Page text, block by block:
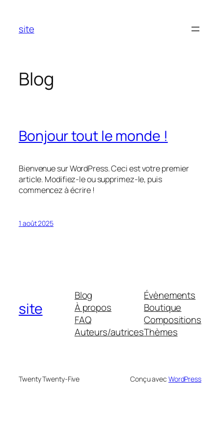
contenu
site
Blog
Bonjour tout le monde !
Bienvenue sur WordPress. Ceci est votre premier
article. Modifiez-le ou supprimez-le, puis
commencez à écrire !
1 août 2025
site
Blog
À propos
FAQ
Auteurs/autrices
Évènements
Boutique
Compositions
Thèmes
Twenty Twenty-Five Conçu avec WordPress